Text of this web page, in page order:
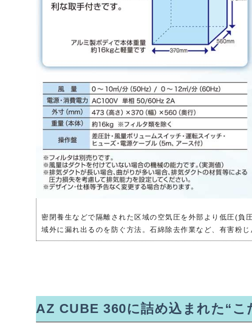
密閉養生などで隔離された区域の空気圧を外部より低圧(負
域外に漏れ出るのを防ぐ方法。 石綿除去作業など、有害粉
AZ CUBE 360に詰め込まれた“こ